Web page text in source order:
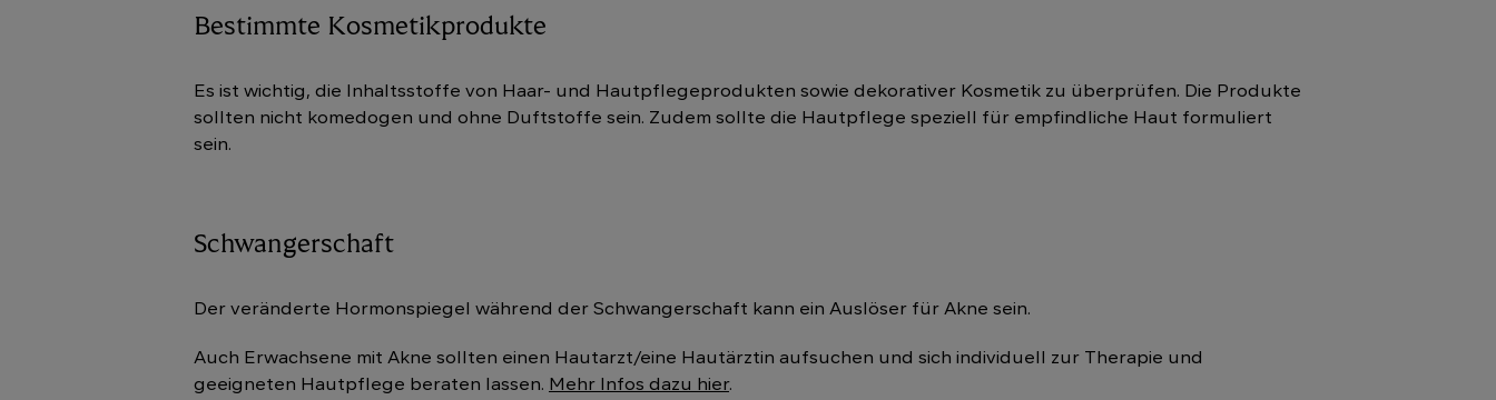
Bestimmte Kosmetikprodukte
Es ist wichtig, die Inhaltsstoffe von Haar- und Hautpflegeprodukten sowie dekorativer Kosmetik zu überprüfen. Die Produkte
sollten nicht komedogen und ohne Duftstoffe sein. Zudem sollte die Hautpflege speziell für empfindliche Haut formuliert
sein.
Schwangerschaft
Der veränderte Hormonspiegel während der Schwangerschaft kann ein Auslöser für Akne sein.
Auch Erwachsene mit Akne sollten einen Hautarzt/eine Hautärztin aufsuchen und sich individuell zur Therapie und
geeigneten Hautpflege beraten lassen. Mehr Infos dazu hier.